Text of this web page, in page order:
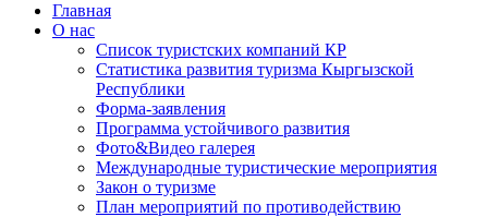
Главная
О нас
Список туристских компаний КР
Статистика развития туризма Кыргызской
Республики
Форма-заявления
Программа устойчивого развития
Фото&Видео галерея
Международные туристические мероприятия
Закон о туризме
План мероприятий по противодействию